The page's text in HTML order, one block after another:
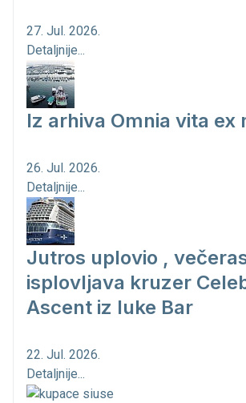
27. Jul. 2026.
Detaljnije...
Iz arhiva Omnia vita ex
26. Jul. 2026.
Detaljnije...
Jutros uplovio ,
isplovljava kruzer
Ascent iz luke Bar
22. Jul. 2026.
Detaljnije...